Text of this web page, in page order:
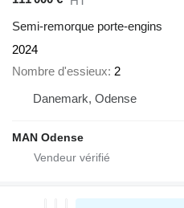
Semi-remorque porte-engins
2024
Nombre d'essieux 2
Danemark, Odense
MAN Odense